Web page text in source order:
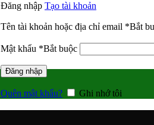
Đăng nhập Tạo tài khoản
Tên tài khoản hoặc địa chỉ email *Bắt
Mật khẩu *Bắt buộc
Đăng nhập
Quên mật khẩu? Ghi nhớ tôi